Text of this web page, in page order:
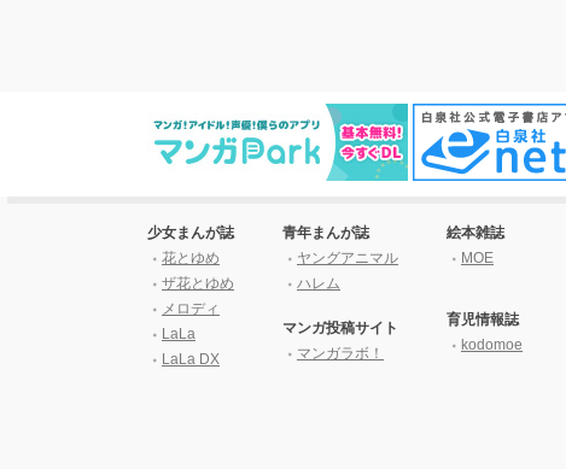
少女まんが誌
花とゆめ
ザ花とゆめ
メロディ
LaLa
LaLa DX
青年まんが誌
ヤングアニマル
ハレム
マンガ投稿サイト
マンガラボ！
絵本雑誌
MOE
育児情報誌
kodomoe